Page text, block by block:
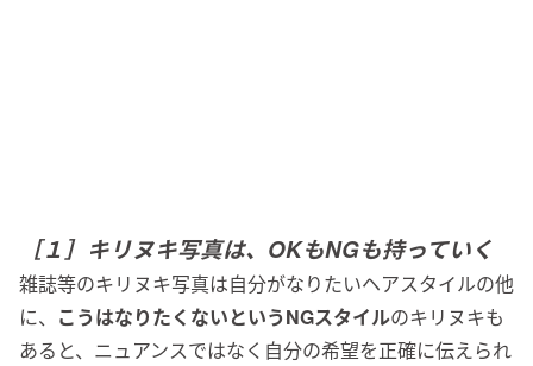
［１］キリヌキ写真は、OKもNGも持っていく
雑誌等のキリヌキ写真は自分がなりたいヘアスタイルの他
に、 こうはなりたくないというNGスタイルのキリヌキも
あると、ニュアンスではなく自分の希望を正確に伝えられ